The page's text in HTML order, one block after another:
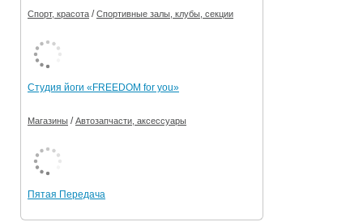
Спорт, красота /Спортивные залы, клубы, секции
Студия йоги «FREEDOM for you»
Магазины /Автозапчасти, аксессуары
Пятая Передача